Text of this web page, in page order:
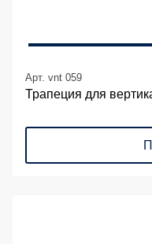
Арт. vnt 059
Трапеция для